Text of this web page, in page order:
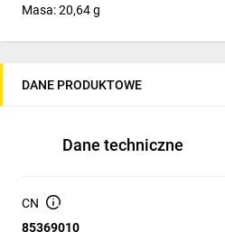
Masa: 20,64 g
DANE PRODUKTOWE
Dane techniczne
CN
85369010